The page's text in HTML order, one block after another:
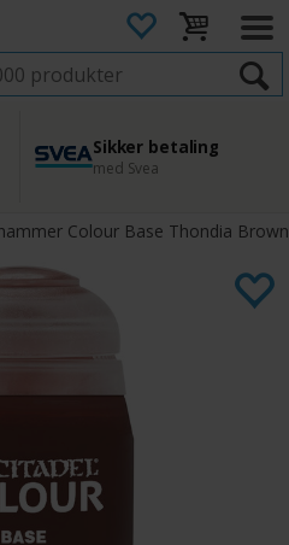
Sikker betaling
med Svea
45 dager returfrist
Enkel retur
Colour Base Thondia Brown